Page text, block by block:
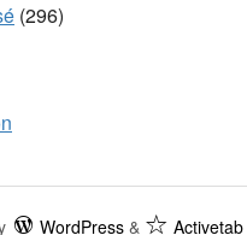
(296)
WordPress & Activetab